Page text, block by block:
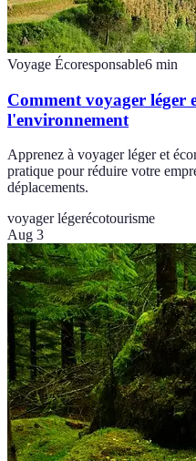
Voyage Écoresponsable6 min
Comment voyager léger
l'environnement
Apprenez à voyager léger et
pratique pour réduire votre
déplacements.
voyager légerécotourisme
Aug 3